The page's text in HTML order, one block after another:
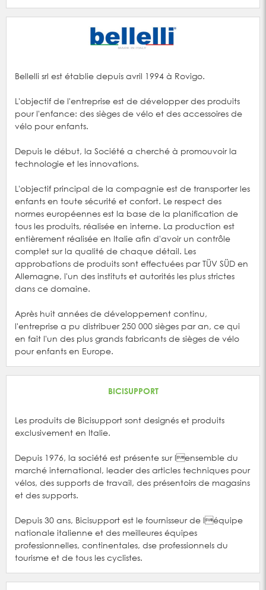
Bellelli srl est établie depuis avril 1994 à Rovigo.
L'objectif de l'entreprise est de développer des produits
pour l'enfance: des sièges de vélo et des accessoires de
vélo pour enfants.
Depuis le début, la Société a cherché à promouvoir la
technologie et les innovations.
L'objectif principal de la compagnie est de transporter les
enfants en toute sécurité et confort. Le respect des
normes européennes est la base de la planification de
tous les produits, réalisée en interne. La production est
entièrement réalisée en Italie afin d'avoir un contrôle
complet sur la qualité de chaque détail. Les
approbations de produits sont effectuées par TÜV SÜD en
Allemagne, l'un des instituts et autorités les plus strictes
dans ce domaine.
Après huit années de développement continu,
l'entreprise a pu distribuer 250 000 sièges par an, ce qui
en fait l'un des plus grands fabricants de sièges de vélo
pour enfants en Europe.
BICISUPPORT
Les produits de Bicisupport sont designés et produits
exclusivement en Italie.
Depuis 1976, la société est présente sur lensemble du
marché international, leader des articles techniques pour
vélos, des supports de travail, des présentoirs de magasins
et des supports.
Depuis 30 ans, Bicisupport est le fournisseur de léquipe
nationale italienne et des meilleures équipes
professionnelles, continentales, dse professionnels du
tourisme et de tous les cyclistes.